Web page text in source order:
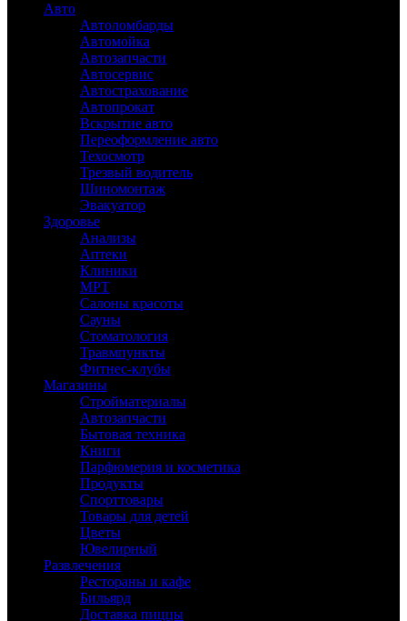
Авто
Автоломбарды
Автомойка
Автозапчасти
Автосервис
Автострахование
Автопрокат
Вскрытие авто
Переоформление авто
Техосмотр
Трезвый водитель
Шиномонтаж
Эвакуатор
Здоровье
Анализы
Аптеки
Клиники
МРТ
Салоны красоты
Сауны
Стоматология
Травмпункты
Фитнес-клубы
Магазины
Стройматериалы
Автозапчасти
Бытовая техника
Книги
Парфюмерия и косметика
Продукты
Спорттовары
Товары для детей
Цветы
Ювелирный
Развлечения
Рестораны и кафе
Бильярд
Доставка пиццы